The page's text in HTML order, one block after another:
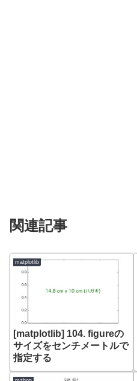
関連記事
matplotlib
[matplotlib] 104. figureの
サイズをセンチメートルで
指定する